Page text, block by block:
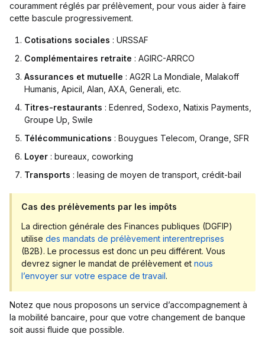
couramment réglés par prélèvement, pour vous aider à faire
cette bascule progressivement.
Cotisations sociales : URSSAF
Complémentaires retraite : AGIRC-ARRCO
Assurances et mutuelle : AG2R La Mondiale, Malakoff
Humanis, Apicil, Alan, AXA, Generali, etc.
Titres-restaurants : Edenred, Sodexo, Natixis Payments,
Groupe Up, Swile
Télécommunications : Bouygues Telecom, Orange, SFR
Loyer : bureaux, coworking
Transports : leasing de moyen de transport, crédit-bail
Cas des prélèvements par les impôts
La direction générale des Finances publiques (DGFIP)
utilise des mandats de prélèvement interentreprises
(B2B). Le processus est donc un peu différent. Vous
devrez signer le mandat de prélèvement et nous
l’envoyer sur votre espace de travail.
Notez que nous proposons un service d’accompagnement à
la mobilité bancaire, pour que votre changement de banque
soit aussi fluide que possible.